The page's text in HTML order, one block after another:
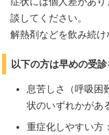
談してください。
解熱剤などを飲み続け
以下の方は早めの受診
息苦しさ（呼吸困
状のいずれかがあ
重症化しやすい方